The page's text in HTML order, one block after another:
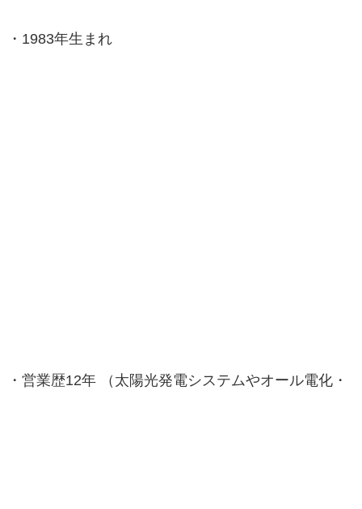
・1983年生まれ
・営業歴12年 （太陽光発電システムやオール電化・